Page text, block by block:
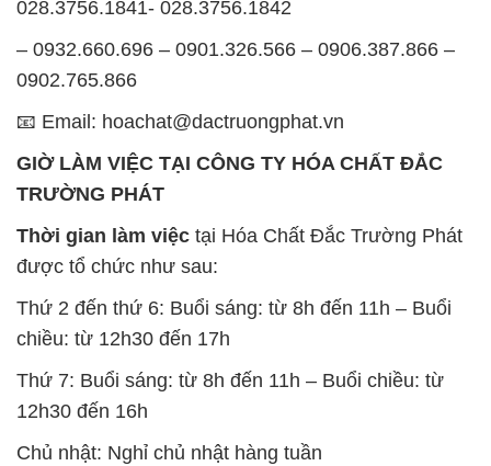
TRƯỜNG PHÁT
được tổ chức như sau:
Thứ 2 đến thứ 6: Buổi sáng: từ 8h đến 11h – Buổi
chiều: từ 12h30 đến 17h
Thứ 7: Buổi sáng: từ 8h đến 11h – Buổi chiều: từ
12h30 đến 16h
Chủ nhật: Nghỉ chủ nhật hàng tuần
thủ giờ làm việc để đảm bảo sự hỗ trợ tốt nhất cho
khách hàng và đảm bảo hiệu suất công việc cao
nhất của nhân viên.